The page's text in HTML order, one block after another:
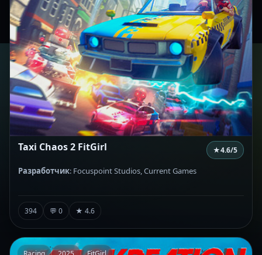
Taxi Chaos 2 FitGirl ★4.6/5
Разработчик: Focuspoint Studios, Current Games
394 💬 0 ★ 4.6